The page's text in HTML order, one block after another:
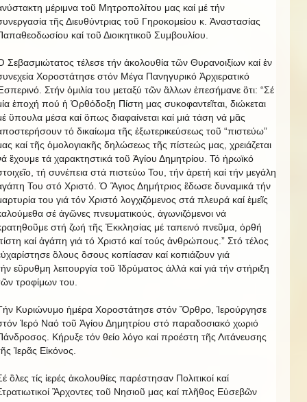
μέριμνα τοῦ Μητροπολίτου μας καί μέ τήν
τῆς Διευθύντριας τοῦ Γηροκομείου κ. Ἀναστασίας
καί τοῦ Διοικητικοῦ Συμβουλίου.
Σεβασμιώτατος τέλεσε τήν ἀκολουθία τῶν Θυρανοιξίων καί ἐν
Χοροστάτησε στόν Μέγα Πανηγυρικό Ἀρχιερατικό
Στήν ὁμιλία του μεταξύ τῶν ἂλλων ἐπεσήμανε ὃτι: “Σέ
ἐποχή πού ἡ Ὀρθόδοξη Πίστη μας συκοφαντεῖται, διώκεται
ὓπουλα μέσα καί ὃπως διαφαίνεται καί μιά τάση νά μᾶς
τό δικαίωμα τῆς ἐξωτερικεύσεως τοῦ “πιστεύω”
καί τῆς ὁμολογιακῆς δηλώσεως τῆς πίστεώς μας, χρειάζεται
ἒχουμε τά χαρακτηστικά τοῦ Ἁγίου Δημητρίου. Τό ἡρωϊκό
τή συνέπεια στά πιστεύω Του, τήν ἀρετή καί τήν μεγάλη
Του στό Χριστό. Ὁ Ἃγιος Δημήτριος ἒδωσε δυναμικά τήν
του γιά τόν Χριστό λογχιζόμενος στά πλευρά καί ἐμεῖς
σέ ἀγῶνες πνευματικούς, ἀγωνιζόμενοι νά
στή ζωή τῆς Ἐκκλησίας μέ ταπεινό πνεῦμα, ὀρθή
καί ἀγάπη γιά τό Χριστό καί τούς ἀνθρώπους.” Στό τέλος
ὃλους ὃσους κοπίασαν καί κοπιάζουν γιά
εὒρυθμη λειτουργία τοῦ Ἱδρύματος ἀλλά καί γιά τήν στήριξη
τροφίμων του.
Κυριώνυμο ἡμέρα Χοροστάτησε στόν Ὂρθρο, Ἱερούργησε
Ἱερό Ναό τοῦ Ἁγίου Δημητρίου στό παραδοσιακό χωριό
Κήρυξε τόν θείο λόγο καί προέστη τῆς Λιτάνευσης
Ἱερᾶς Εἰκόνος.
ὃλες τίς ἱερές ἀκολουθίες παρέστησαν Πολιτικοί καί
Ἂρχοντες τοῦ Νησιοῦ μας καί πλῆθος Εὐσεβῶν